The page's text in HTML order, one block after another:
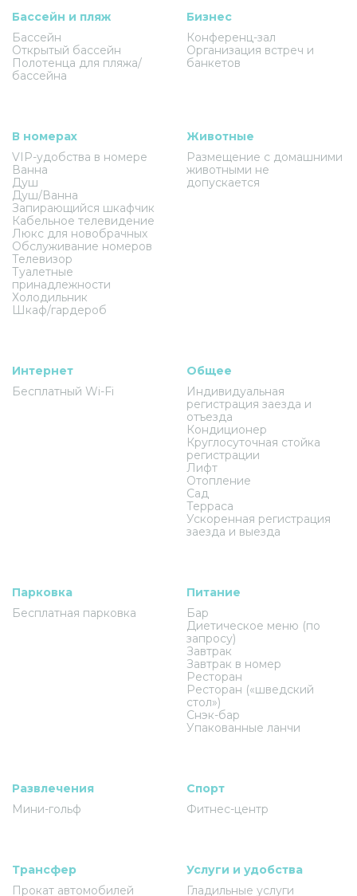
Бассейн и пляж
Бассейн
Открытый бассейн
Полотенца для пляжа/
бассейна
Бизнес
Конференц-зал
Организация встреч и
банкетов
В номерах
VIP-удобства в номере
Ванна
Душ
Душ/Ванна
Запирающийся шкафчик
Кабельное телевидение
Люкс для новобрачных
Обслуживание номеров
Телевизор
Туалетные
принадлежности
Холодильник
Шкаф/гардероб
Животные
Размещение с домашними
животными не
допускается
Интернет
Бесплатный Wi-Fi
Общее
Индивидуальная
регистрация заезда и
отъезда
Кондиционер
Круглосуточная стойка
регистрации
Лифт
Отопление
Сад
Терраса
Ускоренная регистрация
заезда и выезда
Парковка
Бесплатная парковка
Питание
Бар
Диетическое меню (по
запросу)
Завтрак
Завтрак в номер
Ресторан
Ресторан («шведский
стол»)
Снэк-бар
Упакованные ланчи
Развлечения
Мини-гольф
Спорт
Фитнес-центр
Трансфер
Прокат автомобилей
Услуги и удобства
Гладильные услуги